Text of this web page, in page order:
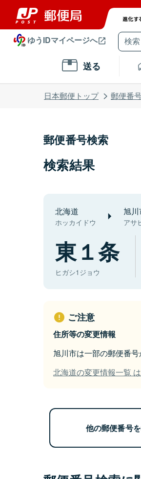
ゆうIDマイページへ
送る
日本郵便トップ 郵便番
郵便番号検索
検索結果
北海道
ホッカイドウ
旭
アサ
東１条
ヒガシ1ジョウ
ご注意
住所等の変更情報
旭川市は一部の郵便番
北海道の変更情報一覧
他の郵便番号